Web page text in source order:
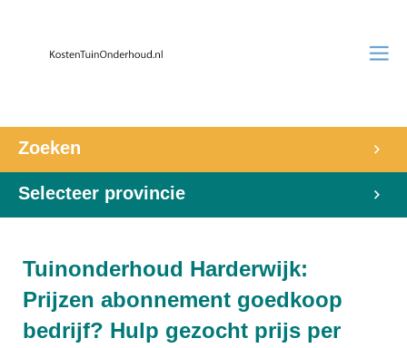
Zoeken
Selecteer provincie
Tuinonderhoud Harderwijk:
Prijzen abonnement goedkoop
bedrijf? Hulp gezocht prijs per